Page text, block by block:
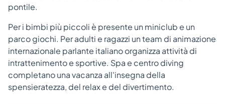
pontile.
Per i bimbi più piccoli è presente un miniclub e un
parco giochi. Per adulti e ragazzi un team di animazione
internazionale parlante italiano organizza attività di
intrattenimento e sportive. Spa e centro diving
completano una vacanza all'insegna della
spensieratezza, del relax e del divertimento.